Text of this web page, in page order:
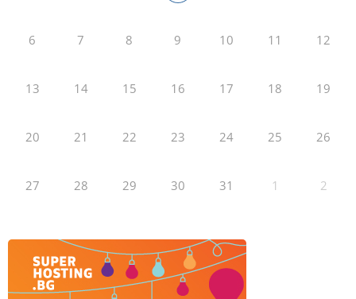
6 7 8 9 10 11 12
13 14 15 16 17 18 19
20 21 22 23 24 25 26
27 28 29 30 31 1 2